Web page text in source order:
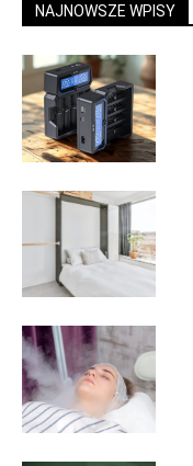
NAJNOWSZE WPISY